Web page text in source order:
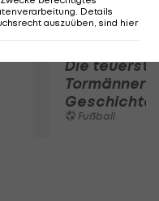
Die
Tormänner
Geschichte
Fußball
Details
auszuüben, sind hier